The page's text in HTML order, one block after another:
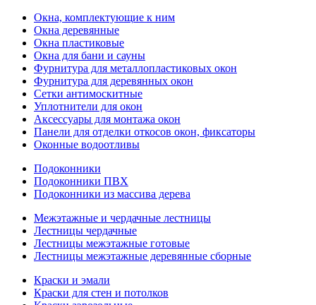
Окна, комплектующие к ним
Окна деревянные
Окна пластиковые
Окна для бани и сауны
Фурнитура для металлопластиковых окон
Фурнитура для деревянных окон
Сетки антимоскитные
Уплотнители для окон
Аксессуары для монтажа окон
Панели для отделки откосов окон, фиксаторы
Оконные водоотливы
Подоконники
Подоконники ПВХ
Подоконники из массива дерева
Межэтажные и чердачные лестницы
Лестницы чердачные
Лестницы межэтажные готовые
Лестницы межэтажные деревянные сборные
Краски и эмали
Краски для стен и потолков